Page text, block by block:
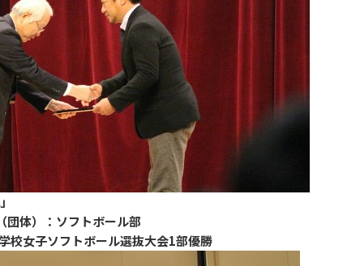
団体）：ソフトボール部
校女子ソフトボール選抜大会1部優勝